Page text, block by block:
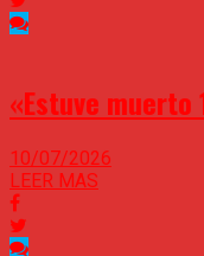
«Estuve muerto
10/07/2026
LEER MAS